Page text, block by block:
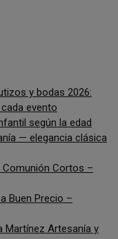
y bodas 2026:
evento
según la edad
— elegancia clásica
Comunión Cortos –
Buen Precio –
Martínez Artesanía y